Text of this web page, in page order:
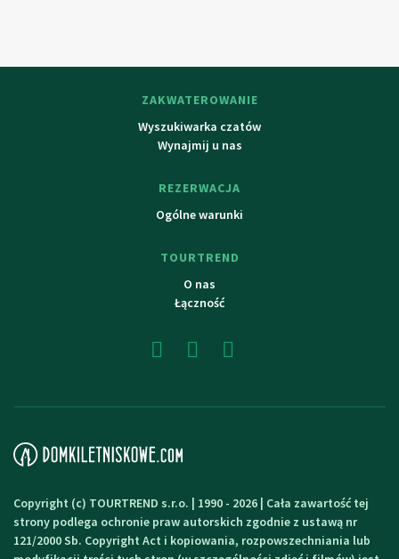
ZAKWATEROWANIE
Wyszukiwarka czatów
Wynajmij u nas
REZERWACJA
Ogólne warunki
TOURTREND
O nas
Łączność
Copyright (c) TOURTREND s.r.o. | 1990 - 2026 | Cała zawartość tej
strony podlega ochronie praw autorskich zgodnie z ustawą nr
121/2000 Sb. Copyright Act i kopiowania, rozpowszechniania lub